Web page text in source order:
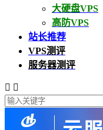
大硬盘VPS
高防VPS
站长推荐
VPS测评
服务器测评
 